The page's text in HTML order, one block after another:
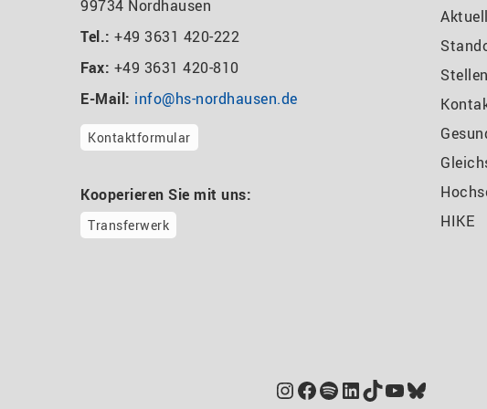
99734 Nordhausen
Tel.: +49 3631 420-222
Fax: +49 3631 420-810
E-Mail: info@hs-nordhausen.de
Kontaktformular
Kooperieren Sie mit uns:
Transferwerk
HIKE
Instagram
Facebook
Spotify
LinkedIn
TikTok
YouTube
Bluesky